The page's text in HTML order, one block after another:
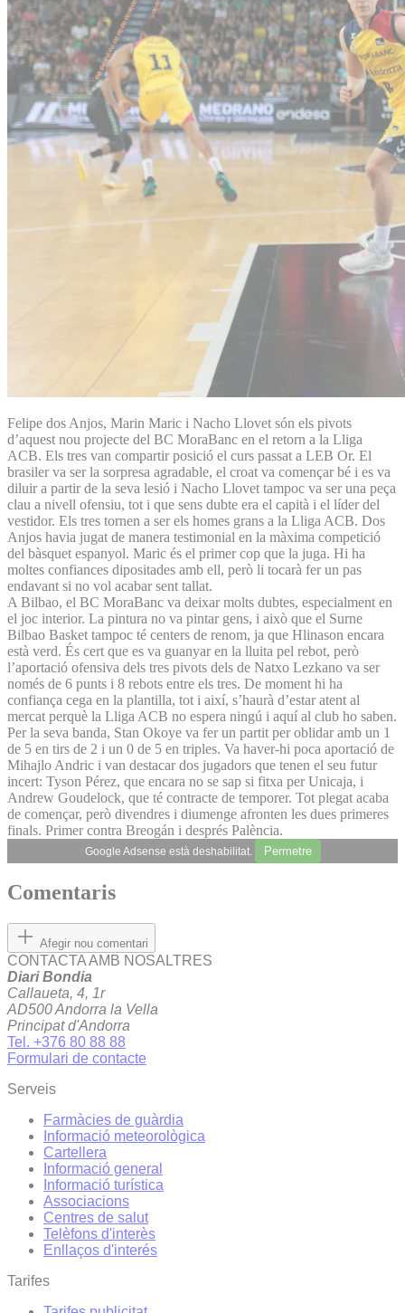
Felipe dos Anjos, Marin Maric i Nacho Llovet són els pivots
d’aquest nou projecte del BC MoraBanc en el retorn a la Lliga
ACB. Els tres van compartir posició el curs passat a LEB Or. El
brasiler va ser la sorpresa agradable, el croat va començar bé i es va
diluir a partir de la seva lesió i Nacho Llovet tampoc va ser una peça
clau a nivell ofensiu, tot i que sens dubte era el capità i el líder del
vestidor. Els tres tornen a ser els homes grans a la Lliga ACB. Dos
Anjos havia jugat de manera testimonial en la màxima competició
del bàsquet espanyol. Maric és el primer cop que la juga. Hi ha
moltes confiances dipositades amb ell, però li tocarà fer un pas
endavant si no vol acabar sent tallat.
A Bilbao, el BC MoraBanc va deixar molts dubtes, especialment en
el joc interior. La pintura no va pintar gens, i això que el Surne
Bilbao Basket tampoc té centers de renom, ja que Hlinason encara
està verd. És cert que es va guanyar en la lluita pel rebot, però
l’aportació ofensiva dels tres pivots dels de Natxo Lezkano va ser
només de 6 punts i 8 rebots entre els tres. De moment hi ha
confiança cega en la plantilla, tot i així, s’haurà d’estar atent al
mercat perquè la Lliga ACB no espera ningú i aquí al club ho saben.
Per la seva banda, Stan Okoye va fer un partit per oblidar amb un 1
de 5 en tirs de 2 i un 0 de 5 en triples. Va haver-hi poca aportació de
Mihajlo Andric i van destacar dos jugadors que tenen el seu futur
incert: Tyson Pérez, que encara no se sap si fitxa per Unicaja, i
Andrew Goudelock, que té contracte de temporer. Tot plegat acaba
de començar, però divendres i diumenge afronten les dues primeres
finals. Primer contra Breogán i després Palència.
Google Adsense està deshabilitat. Permetre
Comentaris
Afegir nou comentari
CONTACTA AMB NOSALTRES
Diari Bondia
Callaueta, 4, 1r
AD500 Andorra la Vella
Principat d'Andorra
Tel. +376 80 88 88
Formulari de contacte
Serveis
Farmàcies de guàrdia
Informació meteorològica
Cartellera
Informació general
Informació turística
Associacions
Centres de salut
Telèfons d'interès
Enllaços d'interés
Tarifes